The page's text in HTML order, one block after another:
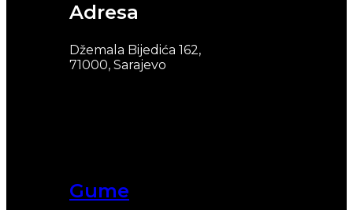
Gume
Adresa
Džemala Bijedića 162,
71000, Sarajevo